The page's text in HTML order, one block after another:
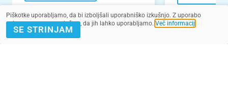
Piškotke uporabljamo, da bi izboljšali uporabniško izkušnjo. Z uporabo
spletnega mesta soglašate, da jih lahko uporabljamo. Več informacij
SE STRINJAM